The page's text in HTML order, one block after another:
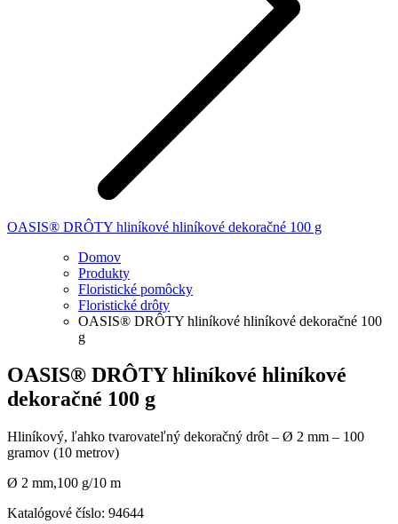
OASIS® DRÔTY hliníkové hliníkové dekoračné 100 g
Domov
Produkty
Floristické pomôcky
Floristické drôty
OASIS® DRÔTY hliníkové hliníkové dekoračné 100
g
OASIS® DRÔTY hliníkové hliníkové
dekoračné 100 g
Hliníkový, ľahko tvarovateľný dekoračný drôt – Ø 2 mm – 100
gramov (10 metrov)
Ø 2 mm,100 g/10 m
Katalógové číslo: 94644